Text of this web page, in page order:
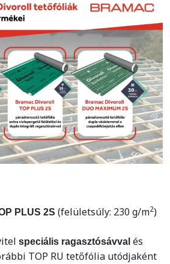
PLUS 2S (felületsúly: 230 g/m2)
speciális ragasztósávval és
TOP RU tetőfólia utódjaként